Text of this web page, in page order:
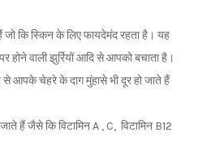
जो कि स्किन के लिए फायदेमंद रहता है। यह
वाली झुर्रियों आदि से आपको बचाता है।
आपके चेहरे के दाग मुंहासे भी दूर हो जाते हैं
हैं जैसे कि विटामिन A , C, विटामिन B12